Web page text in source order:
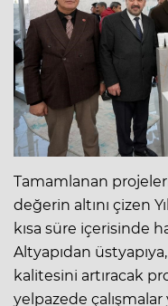
Tamamlanan
değerin altını çizen
kısa süre içerisinde
Altyapıdan
kalitesini artıracak
yelpazede